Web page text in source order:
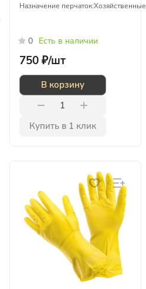
Назначение перчаток:Хозяйственные
0 Есть в наличии
750 ₽/шт
В корзину
Купить в 1 клик